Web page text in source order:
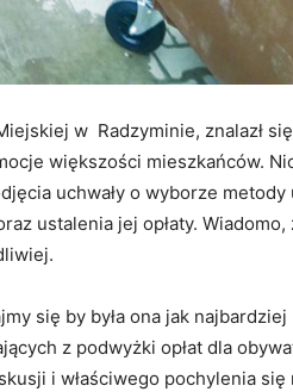
w Radzyminie, znalazł
większości mieszkańców.
uchwały o wyborze metody
ustalenia jej opłaty. Wiadomo,
się by była ona jak
z podwyżki opłat dla
i właściwego pochylenia się